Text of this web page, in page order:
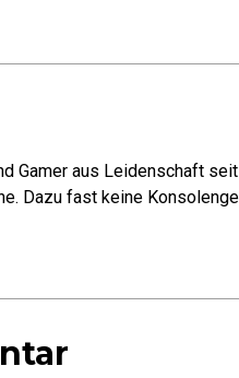
Gamer aus Leidenschaft
Dazu fast keine